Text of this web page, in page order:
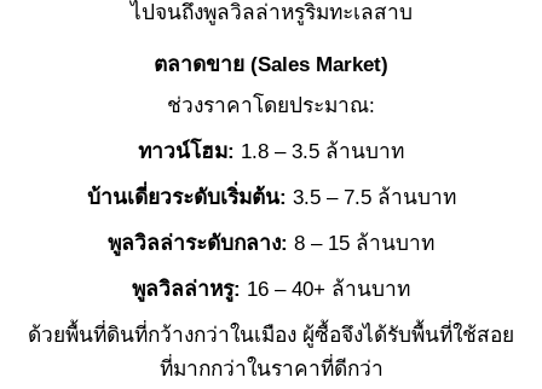
ไปจนถึงพูลวิลล่าหรูริมทะเลสาบ
ตลาดขาย (Sales Market)
ช่วงราคาโดยประมาณ:
ทาวน์โฮม: 1.8 – 3.5 ล้านบาท
บ้านเดี่ยวระดับเริ่มต้น: 3.5 – 7.5 ล้านบาท
พูลวิลล่าระดับกลาง: 8 – 15 ล้านบาท
พูลวิลล่าหรู: 16 – 40+ ล้านบาท
ด้วยพื้นที่ดินที่กว้างกว่าในเมือง ผู้ซื้อจึงได้รับพื้นที่ใช้สอย
ที่มากกว่าในราคาที่ดีกว่า